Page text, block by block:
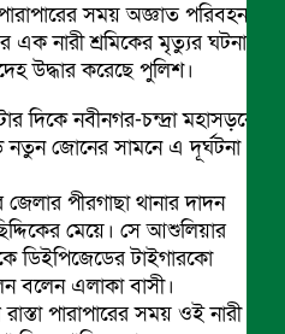
সময় অজ্ঞাত পরিবহন
এক নারী শ্রমিকের মৃত্যুর ঘটনা
উদ্ধার করেছে পুলিশ।
দিকে নবীনগর-চন্দ্রা মহাসড়কের
জোনের সামনে এ দূর্ঘটনা
পীরগাছা থানার দাদন
মেয়ে। সে আশুলিয়ার
ডিইপিজেডের টাইগারকো
বলেন এলাকা বাসী।
পারাপারের সময় ওই নারী